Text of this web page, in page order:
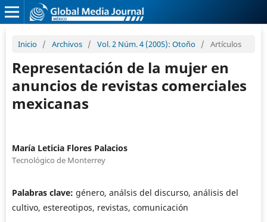
Inicio / Archivos / Vol. 2 Núm. 4 (2005): Otoño / Artículos
Representación de la mujer en
anuncios de revistas comerciales
mexicanas
María Leticia Flores Palacios
Tecnológico de Monterrey
Palabras clave: género, análsis del discurso, análisis del
cultivo, estereotipos, revistas, comunicación